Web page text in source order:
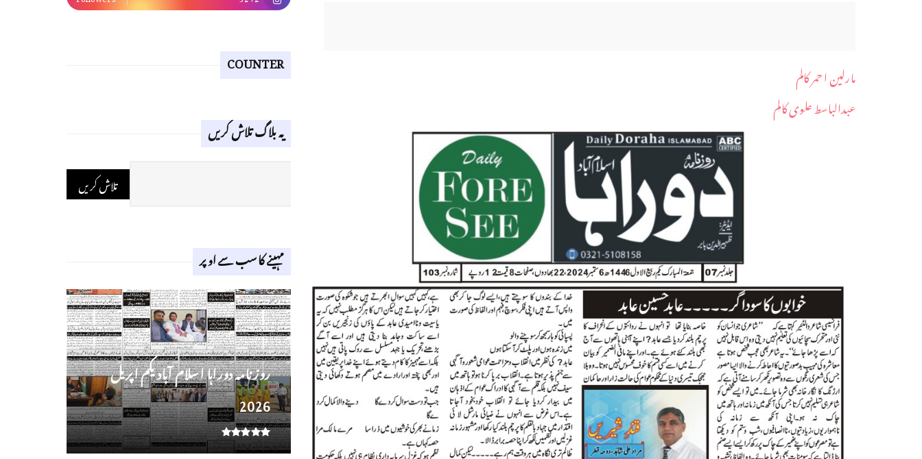
مارلین ا حمر کالم
عبدالباسط علوی کالم
COUNTER
یہ بلاگ تلاش کریں
مہینے کا سب سے اوپر
روز نامہ دوراہا اسلام آباد یکم اپریل
2026